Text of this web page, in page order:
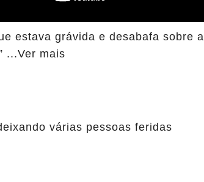
estava grávida e desabafa sobre a
...Ver mais
várias pessoas feridas